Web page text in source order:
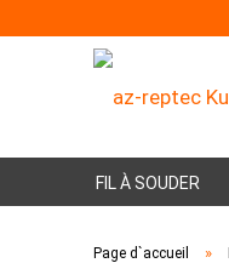
FIL À SOUDER
Page d`accueil »